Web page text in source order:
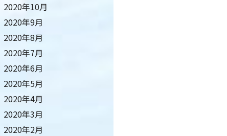
2020年10月
2020年9月
2020年8月
2020年7月
2020年6月
2020年5月
2020年4月
2020年3月
2020年2月